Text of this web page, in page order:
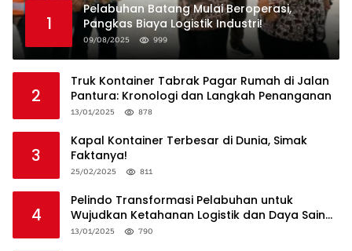
1
Pelabuhan Batang Mulai Beroperasi,
Pangkas Biaya Logistik Industri!
09/08/2025 999
2
Truk Kontainer Tabrak Pagar Rumah di Jalan
Pantura: Kronologi dan Langkah Penanganan
13/01/2025 878
3
Kapal Kontainer Terbesar di Dunia, Simak
Faktanya!
25/02/2025 811
4
Pelindo Transformasi Pelabuhan untuk
Wujudkan Ketahanan Logistik dan Daya Saing
Global
13/01/2025 790